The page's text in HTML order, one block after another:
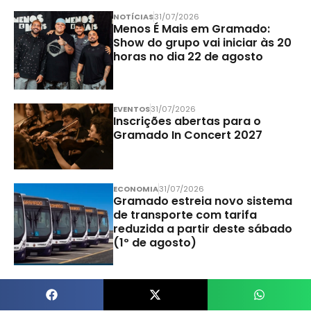
NOTÍCIAS31/07/2026
Menos É Mais em Gramado:
Show do grupo vai iniciar às 20
horas no dia 22 de agosto
EVENTOS31/07/2026
Inscrições abertas para o
Gramado In Concert 2027
ECONOMIA31/07/2026
Gramado estreia novo sistema
de transporte com tarifa
reduzida a partir deste sábado
(1º de agosto)